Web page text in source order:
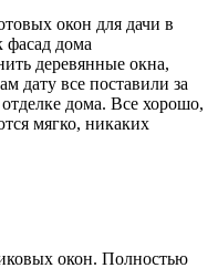
окон для дачи в
фасад дома
деревянные окна,
дату все поставили за
дома. Все хорошо,
мягко, никаких
окон. Полностью